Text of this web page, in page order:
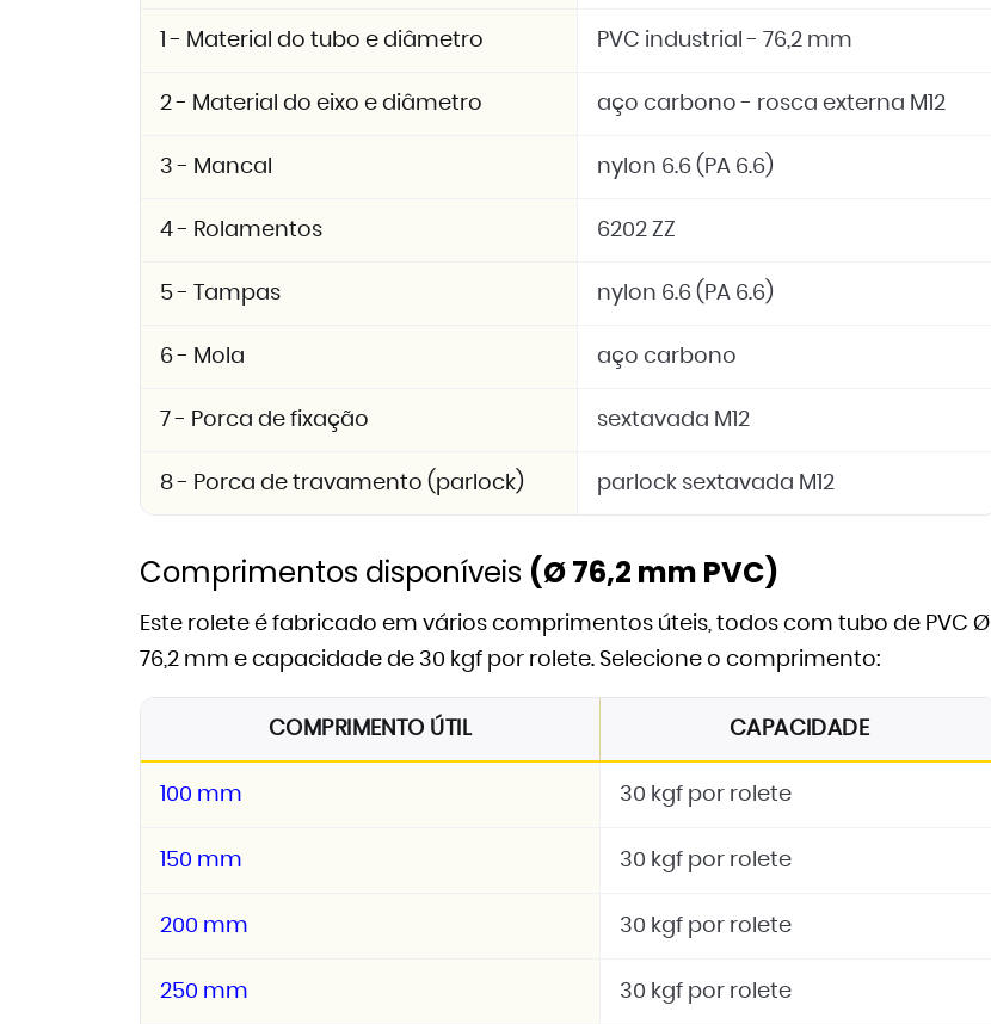
1 - Material do tubo e diâmetro PVC industrial - 76,2 mm
2 - Material do eixo e diâmetro aço carbono - rosca externa M12
3 - Mancal nylon 6.6 (PA 6.6)
4 - Rolamentos 6202 ZZ
5 - Tampas nylon 6.6 (PA 6.6)
6 - Mola aço carbono
7 - Porca de fixação sextavada M12
8 - Porca de travamento (parlock) parlock sextavada M12
Comprimentos disponíveis (Ø 76,2 mm PVC)
Este rolete é fabricado em vários comprimentos úteis, todos com tubo de PVC Ø
76,2 mm e capacidade de 30 kgf por rolete. Selecione o comprimento:
COMPRIMENTO ÚTIL CAPACIDADE
100 mm 30 kgf por rolete
150 mm 30 kgf por rolete
200 mm 30 kgf por rolete
250 mm 30 kgf por rolete